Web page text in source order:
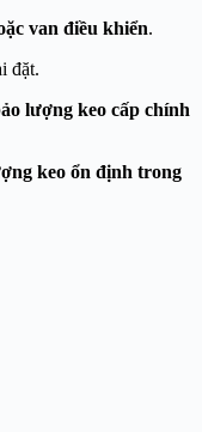
van điều khiển.
đặt.
lượng keo cấp chính
keo ổn định trong